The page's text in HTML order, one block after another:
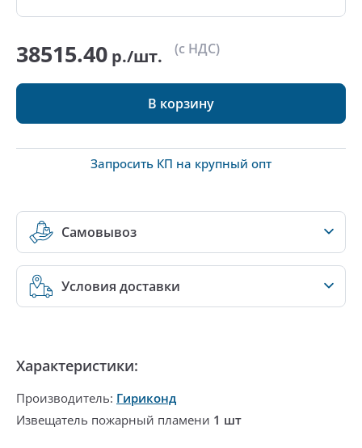
38515.40 р./шт. (с НДС)
В корзину
Запросить КП на крупный опт
Самовывоз
Условия доставки
Характеристики:
Производитель: Гириконд
Извещатель пожарный пламени 1 шт